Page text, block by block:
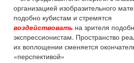
организацией изобразительного
подобно кубистам и стремятся
воздействовать на зрителя
экспрессионистам. Пространство
их воплощении сменяется
«перспективой»